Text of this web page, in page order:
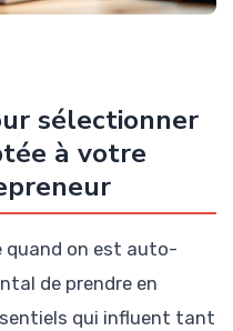
sélectionner
à votre
quand on est auto-
de prendre en
qui influent tant